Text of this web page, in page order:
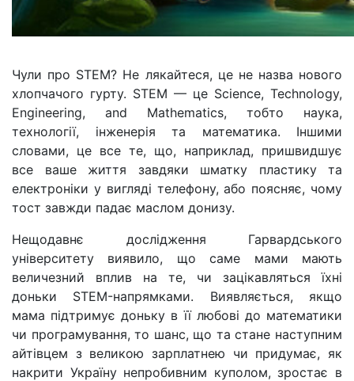
Чули про STEM? Не лякайтеся, це не назва нового
хлопчачого гурту. STEM — це Science, Technology,
Engineering, and Mathematics, тобто наука,
технології, інженерія та математика. Іншими
словами, це все те, що, наприклад, пришвидшує
все ваше життя завдяки шматку пластику та
електроніки у вигляді телефону, або поясняє, чому
тост завжди падає маслом донизу.
Нещодавнє дослідження Гарвардського
університету виявило, що саме мами мають
величезний вплив на те, чи зацікавляться їхні
доньки STEM-напрямками. Виявляється, якщо
мама підтримує доньку в її любові до математики
чи програмування, то шанс, що та стане наступним
айтівцем з великою зарплатнею чи придумає, як
накрити Україну непробивним куполом, зростає в